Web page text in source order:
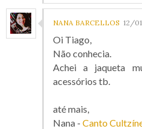
NANA BARCELLOS 12/
Oi Tiago,
Não conhecia.
Achei a jaqueta
acessórios tb.
até mais,
Nana - Canto